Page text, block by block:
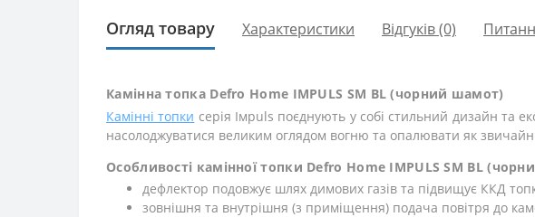
Огляд товару Характеристики Відгуків (0)
Камінна топка Defro Home IMPULS SM BL (чорний шамот)
Камінні топки серія Iмpuls поєднують у собі стильний дизайн та
насолоджуватися великим оглядом вогню та опалювати як
Особливості камінної топки Defro Home IMPULS SM BL
дефлектор подовжує шлях димових газів та підвищує ККД
зовнішня та внутрішня (з приміщення) подача повітря до